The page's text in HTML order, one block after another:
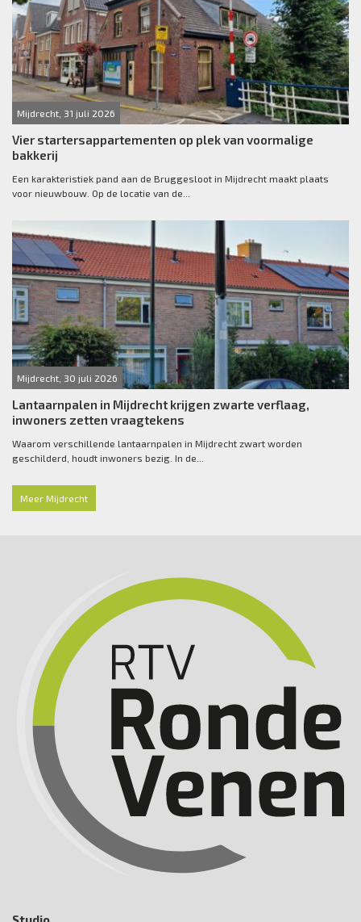
Mijdrecht, 31 juli 2026
Vier startersappartementen op plek van voormalige
bakkerij
Een karakteristiek pand aan de Bruggesloot in Mijdrecht maakt plaats
voor nieuwbouw. Op de locatie van de...
Mijdrecht, 30 juli 2026
Lantaarnpalen in Mijdrecht krijgen zwarte verflaag,
inwoners zetten vraagtekens
Waarom verschillende lantaarnpalen in Mijdrecht zwart worden
geschilderd, houdt inwoners bezig. In de...
Meer Mijdrecht